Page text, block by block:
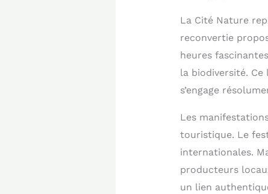
La Cité Nature
reconvertie
heures
la biodiversité.
s’engage
Les
touristique. Le
internationales.
producteurs
un lien